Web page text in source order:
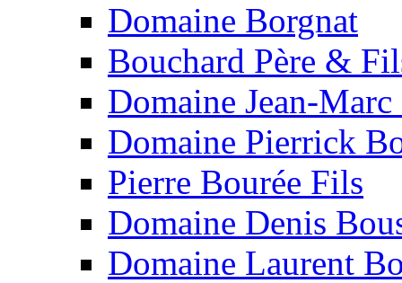
Domaine Borgnat
Bouchard Père &
Domaine Jean-
Domaine Pierrick
Pierre Bourée Fils
Domaine Denis
Domaine Laurent